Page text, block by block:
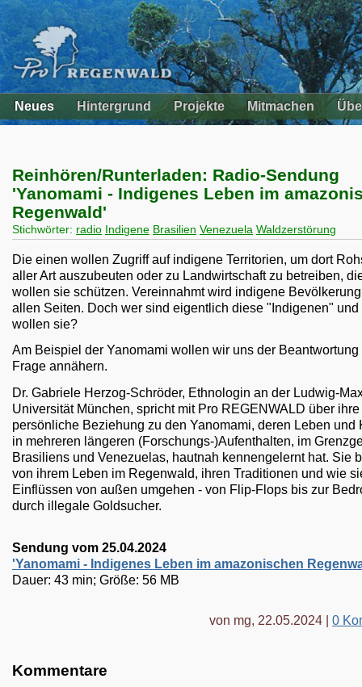
Neues Hintergrund Projekte Mitmachen
Reinhören/Runterladen: Radio-Sendung
'Yanomami - Indigenes Leben im
Regenwald'
Stichwörter: radio Indigene Brasilien Venezuela Waldzerstörung
Die einen wollen Zugriff auf indigene Territorien, um dort
aller Art auszubeuten oder zu Landwirtschaft zu betreiben,
wollen sie schützen. Vereinnahmt wird indigene
allen Seiten. Doch wer sind eigentlich diese "Indigenen" und
wollen sie?
Am Beispiel der Yanomami wollen wir uns der Beantwortung
Frage annähern.
Dr. Gabriele Herzog-Schröder, Ethnologin an der Ludwig-
Universität München, spricht mit Pro REGENWALD über ihre
persönliche Beziehung zu den Yanomami, deren Leben und
in mehreren längeren (Forschungs-)Aufenthalten, im
Brasiliens und Venezuelas, hautnah kennengelernt hat. Sie
von ihrem Leben im Regenwald, ihren Traditionen und wie
Einflüssen von außen umgehen - von Flip-Flops bis zur
durch illegale Goldsucher.
Sendung vom 25.04.2024
'Yanomami - Indigenes Leben im amazonischen
Dauer: 43 min; Größe: 56 MB
von mg, 22.05.2024 | 0
Kommentare